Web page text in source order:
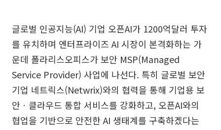
글로벌 인공지능(AI) 기업 오픈AI가 1200억달러 투자
를 유치하며 엔터프라이즈 AI 시장이 본격화하는 가
운데 폴라리스오피스가 보안 MSP(Managed
Service Provider) 사업에 나선다. 특히 글로벌 보안
기업 네트릭스(Netwrix)와의 협력을 통해 기업용 보
안ㆍ클라우드 통합 서비스를 강화하고, 오픈AI와의
협업을 기반으로 안전한 AI 생태계를 구축하겠다는